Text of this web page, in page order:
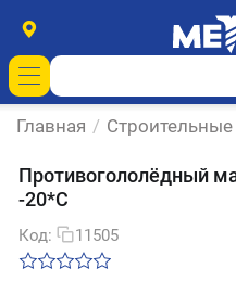
Главная /
Противогололёдный
-20*С
Код: 11505